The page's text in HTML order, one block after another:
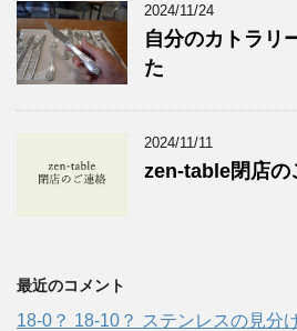
2024/11/24
自分のカトラリ
た
2024/11/11
zen-table閉店の
最近のコメント
18-0？ 18-10？ ステンレスの見分